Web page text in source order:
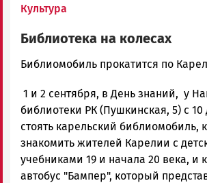
Культура
Библиотека на колесах
admintimur
Петрозаводска
и
Карелии
|
Петрозаводск
ГОВОРИТ
Библиомобиль прокатится по
1 и 2 сентября, в День знаний, у
библиотеки РК (Пушкинская, 5) с 10
стоять карельский библиомобиль,
знакомить жителей Карелии с
учебниками 19 и начала 20 века, и
автобус "Бампер", который